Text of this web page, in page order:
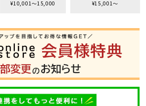
30inc
32inc
36inc
38inc
KIDS
¥10,001〜15,000 ¥15,001〜